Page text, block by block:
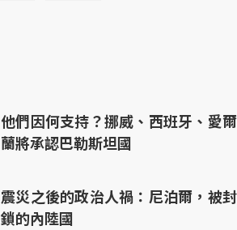
他們因何支持？挪威、西班牙、愛爾
蘭將承認巴勒斯坦國
震災之後的政治人禍：尼泊爾，被封
鎖的內陸國